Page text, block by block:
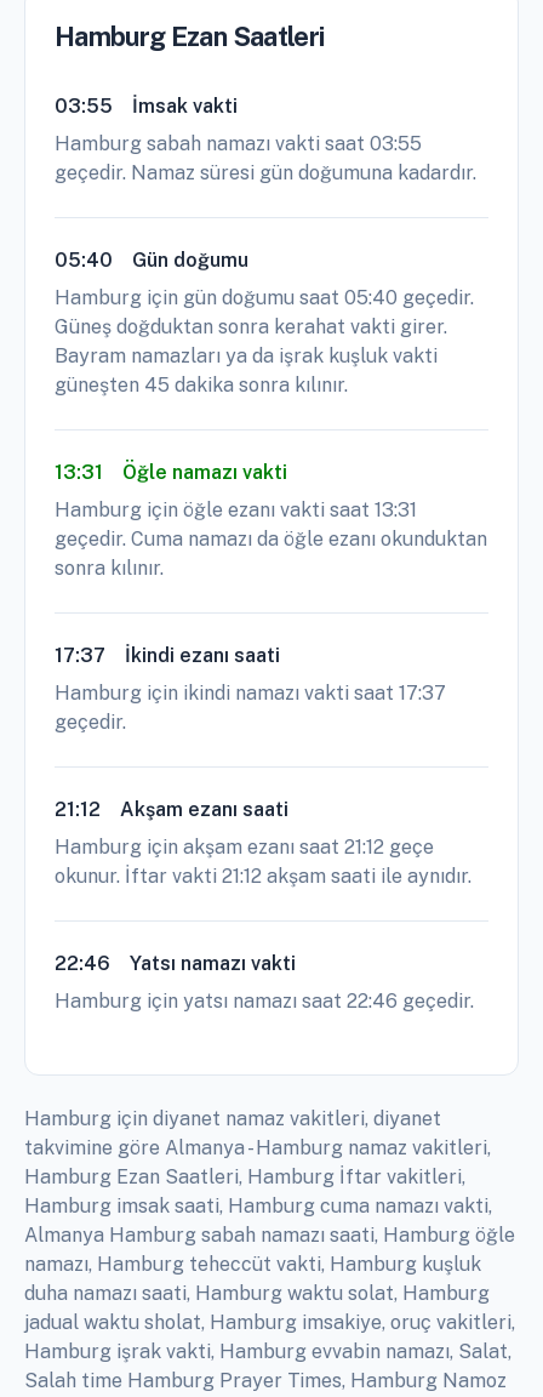
Hamburg Ezan Saatleri
03:55
İmsak vakti
Hamburg sabah namazı vakti saat 03:55
geçedir. Namaz süresi gün doğumuna kadardır.
05:40
Gün doğumu
Hamburg için gün doğumu saat 05:40 geçedir.
Güneş doğduktan sonra kerahat vakti girer.
Bayram namazları ya da işrak kuşluk vakti
güneşten 45 dakika sonra kılınır.
13:31
Öğle namazı vakti
Hamburg için öğle ezanı vakti saat 13:31
geçedir. Cuma namazı da öğle ezanı okunduktan
sonra kılınır.
17:37
İkindi ezanı saati
Hamburg için ikindi namazı vakti saat 17:37
geçedir.
21:12
Akşam ezanı saati
Hamburg için akşam ezanı saat 21:12 geçe
okunur. İftar vakti 21:12 akşam saati ile aynıdır.
22:46
Yatsı namazı vakti
Hamburg için yatsı namazı saat 22:46 geçedir.
Hamburg için diyanet namaz vakitleri, diyanet
takvimine göre Almanya - Hamburg namaz vakitleri,
Hamburg Ezan Saatleri, Hamburg İftar vakitleri,
Hamburg imsak saati, Hamburg cuma namazı vakti,
Almanya Hamburg sabah namazı saati, Hamburg öğle
namazı, Hamburg teheccüt vakti, Hamburg kuşluk
duha namazı saati, Hamburg waktu solat, Hamburg
jadual waktu sholat, Hamburg imsakiye, oruç vakitleri,
Hamburg işrak vakti, Hamburg evvabin namazı, Salat,
Salah time Hamburg Prayer Times, Hamburg Namoz